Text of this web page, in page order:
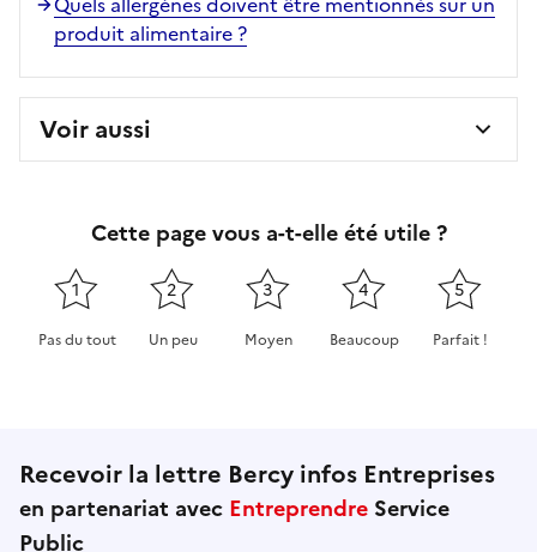
produit alimentaire ?
Voir aussi
Cette page vous a-t-elle été utile ?
1
Pas du tout
2
Un peu
3
Moyen
4
Beaucoup
5
Parfait !
Recevoir la lettre Bercy infos Entreprises
en partenariat avec Entreprendre Service
Public